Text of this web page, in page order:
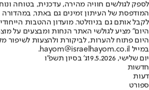
לספק לגולשים חוויה מהירה, עדכנית, בטוחה
המודפסת של העיתון זמינים גם באתר, במהדורה
לקבל אותם גם בניוזלטר. מועדון ההטבות
היום" מציע לגולשי האתר הנחות ומבצעים על
היום פתוח להערות, לביקורת ולהצעות לשיפור
במייל hayom@israelhayom.co.il.
יום שלישי, 19.5.2026
ג' בסיון תשפ"ו
חדשות
דעות
ספורט